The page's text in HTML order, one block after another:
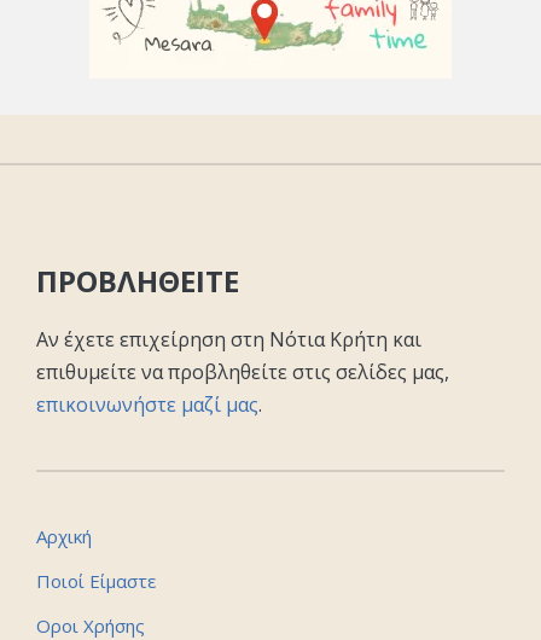
ΠΡΟΒΛΗΘΕΙΤΕ
Αν έχετε επιχείρηση στη Νότια Κρήτη και
επιθυμείτε να προβληθείτε στις σελίδες μας,
επικοινωνήστε μαζί μας.
Αρχική
Ποιοί Είμαστε
Οροι Χρήσης